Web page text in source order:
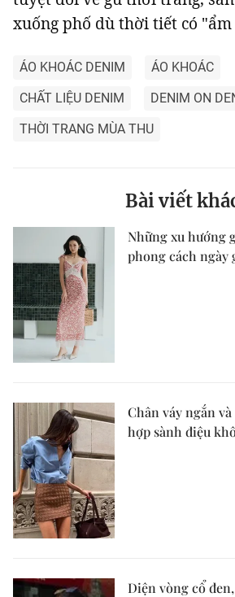
xuống phố dù thời tiết có
ÁO KHOÁC DENIM
ÁO KHOÁC
CHẤT LIỆU DENIM
DENIM ON
THỜI TRANG MÙA THU
Bài viết
Những xu hướng
phong cách ngày
Chân váy ngắn
hợp sành điệu
Diện vòng cổ